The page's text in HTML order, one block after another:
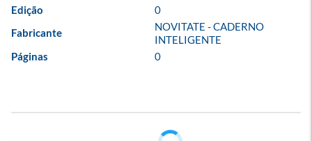
Edição
0
Fabricante
NOVITATE - CADERNO
INTELIGENTE
Páginas
0